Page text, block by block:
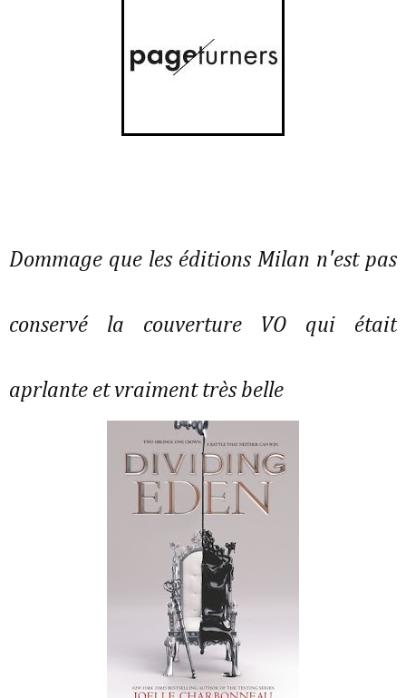
Dommage que les éditions Milan n'est pas
conservé la couverture VO qui était
aprlante et vraiment très belle